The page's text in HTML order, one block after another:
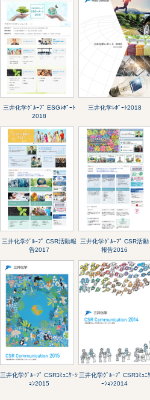
三井化学ｸﾞﾙｰﾌﾟ ESGﾚﾎﾟｰﾄ
2018
三井化学ﾚﾎﾟｰﾄ2018
三井化学ｸﾞﾙｰﾌﾟ CSR活動報
告2017
三井化学ｸﾞﾙｰﾌﾟ CSR活動
報告2016
三井化学ｸﾞﾙｰﾌﾟ CSRｺﾐｭﾆｹｰｼ
ｮﾝ2015
三井化学ｸﾞﾙｰﾌﾟ CSRｺﾐｭﾆｹ
ｰｼｮﾝ2014